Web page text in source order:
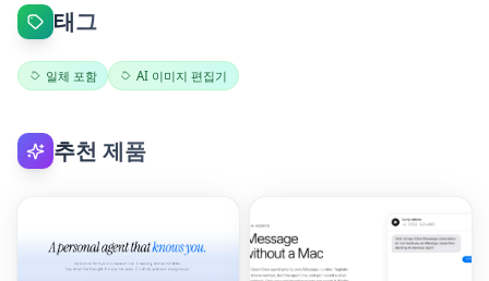
태그
일체 포함 AI 이미지 편집기
추천 제품